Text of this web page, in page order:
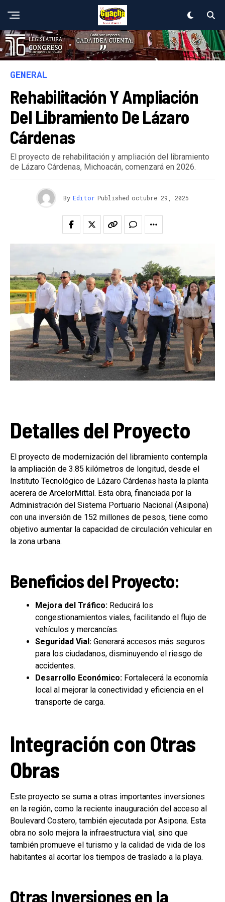
GENERAL
Rehabilitación Y Ampliación
Del Libramiento De Lázaro
Cárdenas
El proyecto de rehabilitación y ampliación del libramiento
de Lázaro Cárdenas, Michoacán, comenzará en 2026.
By Editor Published octubre 29, 2025
Detalles del Proyecto
El proyecto de modernización del libramiento contempla
la ampliación de 3.85 kilómetros de longitud, desde el
Instituto Tecnológico de Lázaro Cárdenas hasta la planta
acerera de ArcelorMittal. Esta obra, financiada por la
Administración del Sistema Portuario Nacional (Asipona)
con una inversión de 152 millones de pesos, tiene como
objetivo aumentar la capacidad de circulación vehicular en
la zona urbana.
Beneficios del Proyecto:
Mejora del Tráfico: Reducirá los
congestionamientos viales, facilitando el flujo de
vehículos y mercancías.
Seguridad Vial: Generará accesos más seguros
para los ciudadanos, disminuyendo el riesgo de
accidentes.
Desarrollo Económico: Fortalecerá la economía
local al mejorar la conectividad y eficiencia en el
transporte de carga.
Integración con Otras
Obras
Este proyecto se suma a otras importantes inversiones
en la región, como la reciente inauguración del acceso al
Boulevard Costero, también ejecutada por Asipona. Esta
obra no solo mejora la infraestructura vial, sino que
también promueve el turismo y la calidad de vida de los
habitantes al acortar los tiempos de traslado a la playa.
Otras Inversiones en la